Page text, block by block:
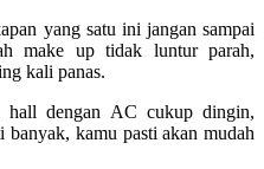
yang satu ini jangan sampai
make up tidak luntur parah,
kali panas.
hall dengan AC cukup dingin,
banyak, kamu pasti akan mudah